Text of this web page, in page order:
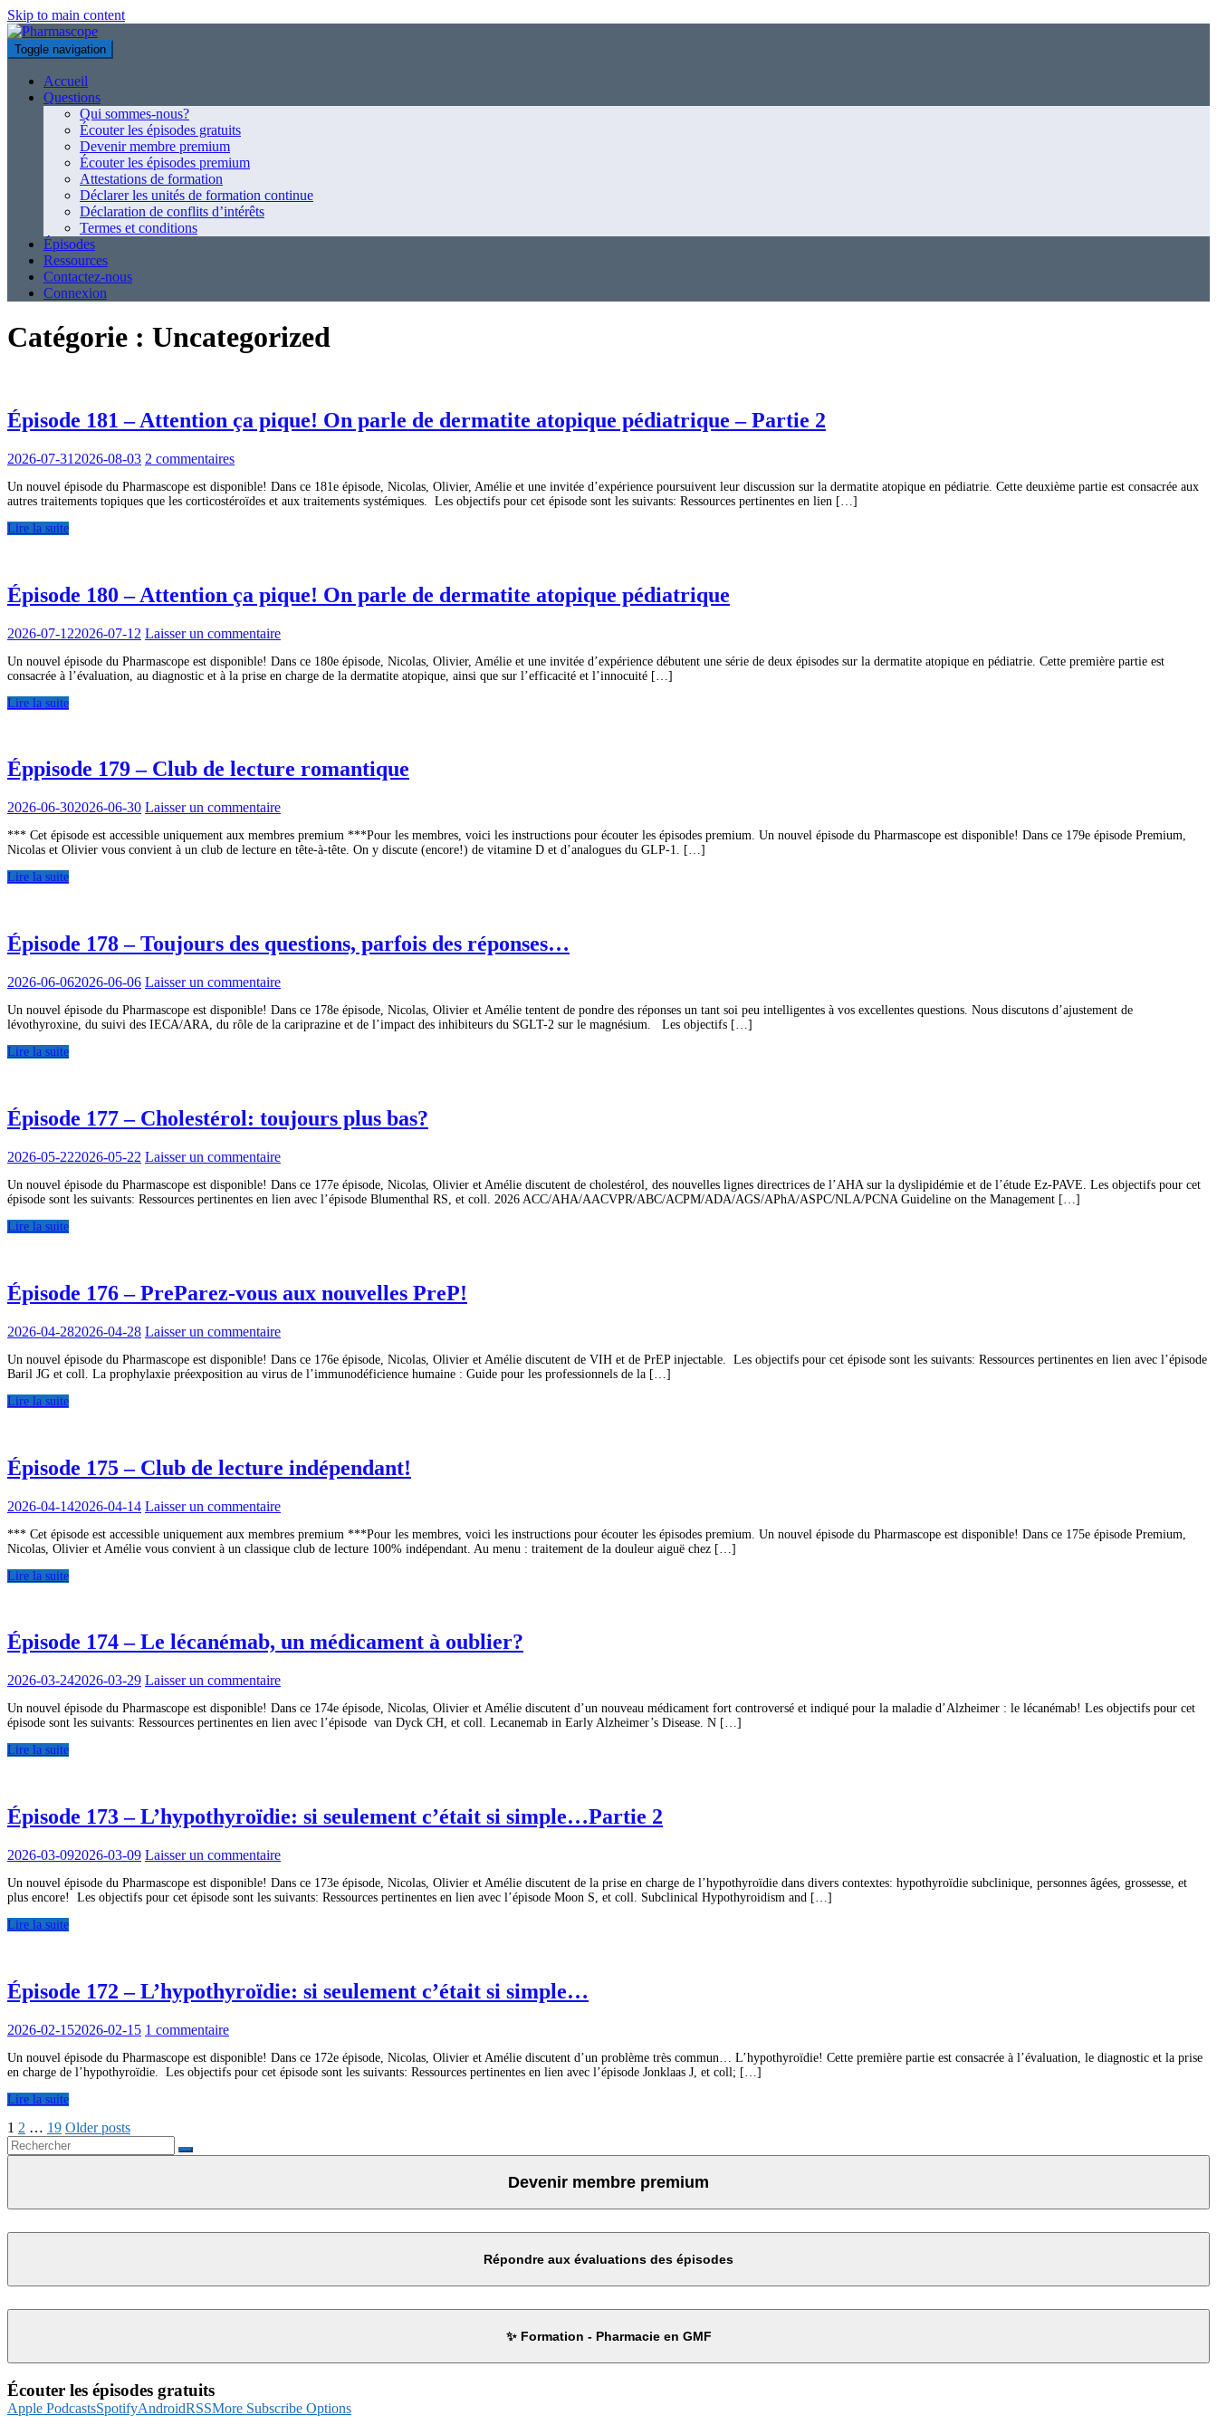
Skip to main content
Toggle navigation
Accueil
Questions
Qui sommes-nous?
Écouter les épisodes gratuits
Devenir membre premium
Écouter les épisodes premium
Attestations de formation
Déclarer les unités de formation continue
Déclaration de conflits d’intérêts
Termes et conditions
Épisodes
Ressources
Contactez-nous
Connexion
Catégorie : Uncategorized
Épisode 181 – Attention ça pique! On parle de dermatite atopique pédiatrique – Partie 2
2026-07-31 2026-08-03 2 commentaires
Un nouvel épisode du Pharmascope est disponible! Dans ce 181e épisode, Nicolas, Olivier, Amélie et une invitée d’expérience poursuivent leur discussion sur la dermatite atopique en pédiatrie. Cette deuxième partie est consacrée aux
autres traitements topiques que les corticostéroïdes et aux traitements systémiques. Les objectifs pour cet épisode sont les suivants: Ressources pertinentes en lien […]
Lire la suite
Épisode 180 – Attention ça pique! On parle de dermatite atopique pédiatrique
2026-07-122026-07-12 Laisser un commentaire
Un nouvel épisode du Pharmascope est disponible! Dans ce 180e épisode, Nicolas, Olivier, Amélie et une invitée d’expérience débutent une série de deux épisodes sur la dermatite atopique en pédiatrie. Cette première partie est
consacrée à l’évaluation, au diagnostic et à la prise en charge de la dermatite atopique, ainsi que sur l’efficacité et l’innocuité […]
Lire la suite
Éppisode 179 – Club de lecture romantique
2026-06-302026-06-30 Laisser un commentaire
*** Cet épisode est accessible uniquement aux membres premium ***Pour les membres, voici les instructions pour écouter les épisodes premium. Un nouvel épisode du Pharmascope est disponible! Dans ce 179e épisode Premium,
Nicolas et Olivier vous convient à un club de lecture en tête-à-tête. On y discute (encore!) de vitamine D et d’analogues du GLP-1. […]
Lire la suite
Épisode 178 – Toujours des questions, parfois des réponses…
2026-06-062026-06-06 Laisser un commentaire
Un nouvel épisode du Pharmascope est disponible! Dans ce 178e épisode, Nicolas, Olivier et Amélie tentent de pondre des réponses un tant soi peu intelligentes à vos excellentes questions. Nous discutons d’ajustement de
lévothyroxine, du suivi des IECA/ARA, du rôle de la cariprazine et de l’impact des inhibiteurs du SGLT-2 sur le magnésium. Les objectifs […]
Lire la suite
Épisode 177 – Cholestérol: toujours plus bas?
2026-05-222026-05-22 Laisser un commentaire
Un nouvel épisode du Pharmascope est disponible! Dans ce 177e épisode, Nicolas, Olivier et Amélie discutent de cholestérol, des nouvelles lignes directrices de l’AHA sur la dyslipidémie et de l’étude Ez-PAVE. Les objectifs pour cet
épisode sont les suivants: Ressources pertinentes en lien avec l’épisode Blumenthal RS, et coll. 2026 ACC/AHA/AACVPR/ABC/ACPM/ADA/AGS/APhA/ASPC/NLA/PCNA Guideline on the Management […]
Lire la suite
Épisode 176 – PreParez-vous aux nouvelles PreP!
2026-04-282026-04-28 Laisser un commentaire
Un nouvel épisode du Pharmascope est disponible! Dans ce 176e épisode, Nicolas, Olivier et Amélie discutent de VIH et de PrEP injectable. Les objectifs pour cet épisode sont les suivants: Ressources pertinentes en lien avec l’épisode
Baril JG et coll. La prophylaxie préexposition au virus de l’immunodéficience humaine : Guide pour les professionnels de la […]
Lire la suite
Épisode 175 – Club de lecture indépendant!
2026-04-142026-04-14 Laisser un commentaire
*** Cet épisode est accessible uniquement aux membres premium ***Pour les membres, voici les instructions pour écouter les épisodes premium. Un nouvel épisode du Pharmascope est disponible! Dans ce 175e épisode Premium,
Nicolas, Olivier et Amélie vous convient à un classique club de lecture 100% indépendant. Au menu : traitement de la douleur aiguë chez […]
Lire la suite
Épisode 174 – Le lécanémab, un médicament à oublier?
2026-03-242026-03-29 Laisser un commentaire
Un nouvel épisode du Pharmascope est disponible! Dans ce 174e épisode, Nicolas, Olivier et Amélie discutent d’un nouveau médicament fort controversé et indiqué pour la maladie d’Alzheimer : le lécanémab! Les objectifs pour cet
épisode sont les suivants: Ressources pertinentes en lien avec l’épisode van Dyck CH, et coll. Lecanemab in Early Alzheimer’s Disease. N […]
Lire la suite
Épisode 173 – L’hypothyroïdie: si seulement c’était si simple…Partie 2
2026-03-092026-03-09 Laisser un commentaire
Un nouvel épisode du Pharmascope est disponible! Dans ce 173e épisode, Nicolas, Olivier et Amélie discutent de la prise en charge de l’hypothyroïdie dans divers contextes: hypothyroïdie subclinique, personnes âgées, grossesse, et
plus encore! Les objectifs pour cet épisode sont les suivants: Ressources pertinentes en lien avec l’épisode Moon S, et coll. Subclinical Hypothyroidism and […]
Lire la suite
Épisode 172 – L’hypothyroïdie: si seulement c’était si simple…
2026-02-152026-02-15 1 commentaire
Un nouvel épisode du Pharmascope est disponible! Dans ce 172e épisode, Nicolas, Olivier et Amélie discutent d’un problème très commun… L’hypothyroïdie! Cette première partie est consacrée à l’évaluation, le diagnostic et la prise
en charge de l’hypothyroïdie. Les objectifs pour cet épisode sont les suivants: Ressources pertinentes en lien avec l’épisode Jonklaas J, et coll; […]
Lire la suite
Pagination
des
1 2 … 19 Older posts
Rechercher...
Écouter les épisodes gratuits
Apple PodcastsSpotifyAndroidRSSMore Subscribe Options